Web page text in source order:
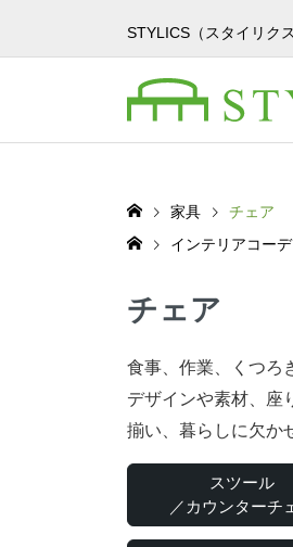
STYLICS（スタイリク
家具
チェア
インテリアコー
チェア
食事、作業、くつろ
デザインや素材、座
揃い、暮らしに欠か
スツール
／カウンターチ